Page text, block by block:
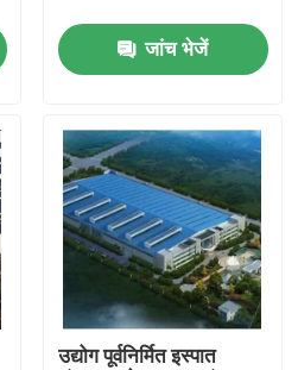
जांच भेजें
उद्योग पूर्वनिर्मित इस्पात